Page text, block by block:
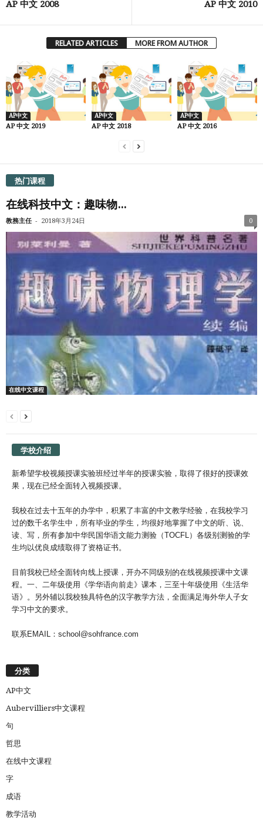
AP 中文 2008 AP 中文 2010
RELATED ARTICLES MORE FROM AUTHOR
AP中文
AP 中文 2019
AP中文
AP 中文 2018
AP中文
AP 中文 2016
热门课程
在线科技中文：趣味物...
教務主任 - 2018年3月24日 0
在线中文课程
学校介绍
新希望学校视频授课实验班经过半年的授课实验，取得了很好的授课效
果，现在已经全面转入视频授课。
我校在过去十五年的办学中，积累了丰富的中文教学经验，在我校学习
过的数千名学生中，所有毕业的学生，均很好地掌握了中文的听、说、
读、写，所有参加中华民国华语文能力测验（TOCFL）各级别测验的学
生均以优良成绩取得了资格证书。
目前我校已经全面转向线上授课，开办不同级别的在线视频授课中文课
程。一、二年级使用《学华语向前走》课本，三至十年级使用《生活华
语》。另外辅以我校独具特色的汉字教学方法，全面满足海外华人子女
学习中文的要求。
联系EMAIL：school@sohfrance.com
分类
AP中文
Aubervilliers中文课程
句
哲思
在线中文课程
字
成语
教学活动